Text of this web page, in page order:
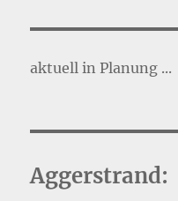
aktuell in Planung ...
Aggerstrand: